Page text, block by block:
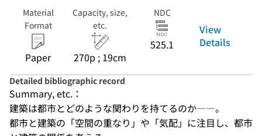
Material
Format
Paper
Capacity, size,
etc.
270p ; 19cm
NDC
525.1
View
Details
Detailed bibliographic record
Summary, etc.：
建築は都市とどのような関わりを持てるのか――。
都市と建築の「空間の重なり」や「気配」に注目し、都市